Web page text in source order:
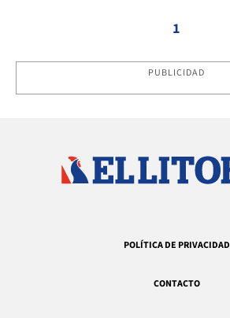
1
PUBLICIDAD
POLÍTICA DE PRIVACIDAD
CONTACTO